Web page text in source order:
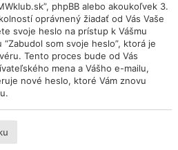
phpBB alebo akoukoľvek 3.
oprávnený žiadať od Vás Vaše
svoje heslo na prístup k Vášmu
som svoje heslo”, ktorá je
Tento proces bude od Vás
mena a Vášho e-mailu,
nové heslo, ktoré Vám znovu